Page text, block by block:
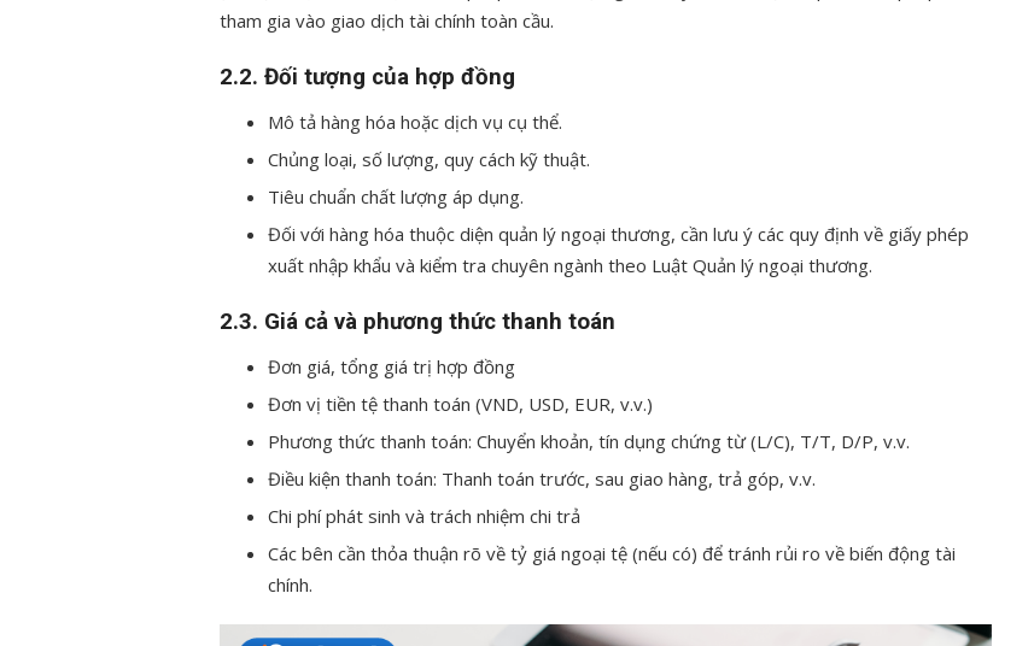
tham gia vào giao dịch tài chính toàn cầu.
2.2. Đối tượng của hợp đồng
Mô tả hàng hóa hoặc dịch vụ cụ thể.
Chủng loại, số lượng, quy cách kỹ thuật.
Tiêu chuẩn chất lượng áp dụng.
Đối với hàng hóa thuộc diện quản lý ngoại thương, cần lưu ý các quy định về giấy phép
xuất nhập khẩu và kiểm tra chuyên ngành theo Luật Quản lý ngoại thương.
2.3. Giá cả và phương thức thanh toán
Đơn giá, tổng giá trị hợp đồng
Đơn vị tiền tệ thanh toán (VND, USD, EUR, v.v.)
Phương thức thanh toán: Chuyển khoản, tín dụng chứng từ (L/C), T/T, D/P, v.v.
Điều kiện thanh toán: Thanh toán trước, sau giao hàng, trả góp, v.v.
Chi phí phát sinh và trách nhiệm chi trả
Các bên cần thỏa thuận rõ về tỷ giá ngoại tệ (nếu có) để tránh rủi ro về biến động tài
chính.